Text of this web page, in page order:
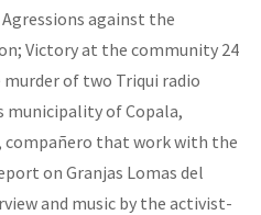
against the
Victory at the community 24
of two Triqui radio
of Copala,
compañero that work with the
on Granjas Lomas del
and music by the activist-